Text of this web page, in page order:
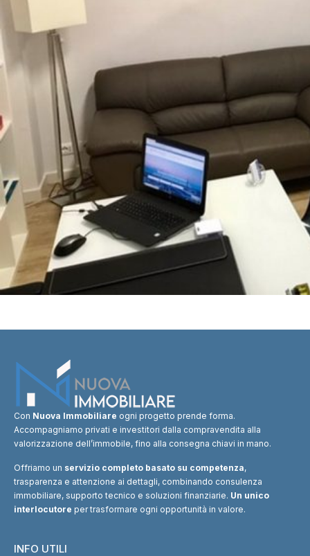
Con Nuova Immobiliare ogni progetto prende forma.
Accompagniamo privati e investitori dalla compravendita alla
valorizzazione dell’immobile, fino alla consegna chiavi in mano.
Offriamo un servizio completo basato su competenza,
trasparenza e attenzione ai dettagli, combinando consulenza
immobiliare, supporto tecnico e soluzioni finanziarie. Un unico
interlocutore per trasformare ogni opportunità in valore.
INFO UTILI